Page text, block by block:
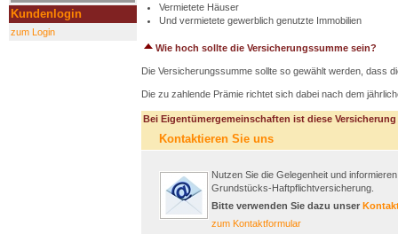
Kundenlogin
zum Login
Vermietete Häuser
Und vermietete gewerblich genutzte Immobilien
Wie hoch sollte die Versicherungssumme sein?
Die Versicherungssumme sollte so gewählt werden, dass
Die zu zahlende Prämie richtet sich dabei nach dem
Bei Eigentümergemeinschaften ist diese
Kontaktieren Sie uns
Nutzen Sie die Gelegenheit und
Grundstücks-Haftpflichtversicherung.
Bitte verwenden Sie dazu unser
zum Kontaktformular